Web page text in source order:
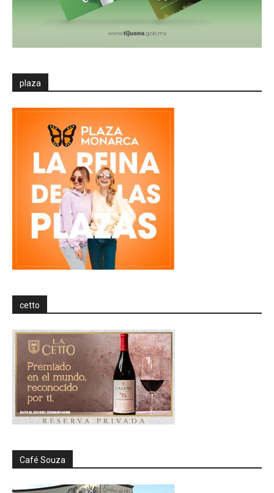
plaza
cetto
Café Souza